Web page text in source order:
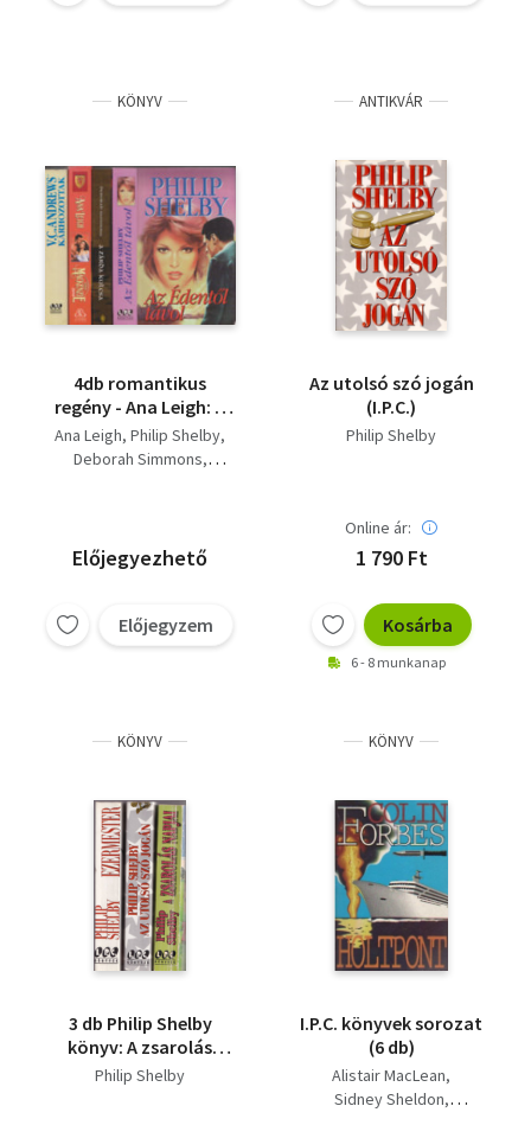
KÖNYV
4db romantikus
regény - Ana Leigh: A
Mackenzie klán-Jared
+ Philip Shelby: Az
V.C.Andrews:
Kárhozottak
Ana Leigh Philip Shelby
Deborah Simmons
Előjegyezhető
Előjegyzem
ANTIKVÁR
Az utolsó szó jogán
(I.P.C.)
Philip Shelby
Online ár:
1 790 Ft
Kosárba
6 - 8 munkanap
KÖNYV
3 db Philip Shelby
könyv: A zsarolás
napjai +Az utolsó szó
Philip Shelby
KÖNYV
I.P.C. könyvek sorozat
(6 db)
Alistair MacLean
Sidney Sheldon